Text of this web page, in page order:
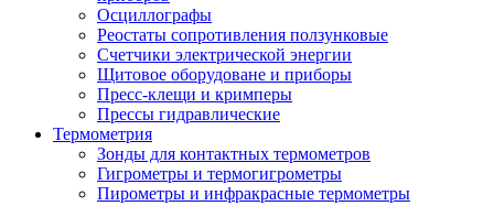
Осциллографы
Реостаты сопротивления ползунковые
Счетчики электрической энергии
Щитовое оборудоване и приборы
Пресс-клещи и кримперы
Прессы гидравлические
Термометрия
Зонды для контактных термометров
Гигрометры и термогигрометры
Пирометры и инфракрасные термометры